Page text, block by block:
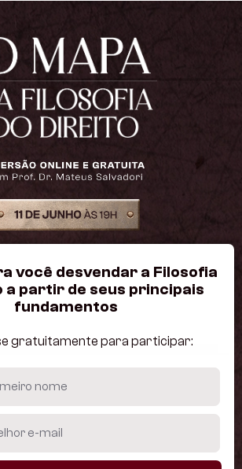
você desvendar a Filosofia
a partir de seus principais
fundamentos
gratuitamente para participar: